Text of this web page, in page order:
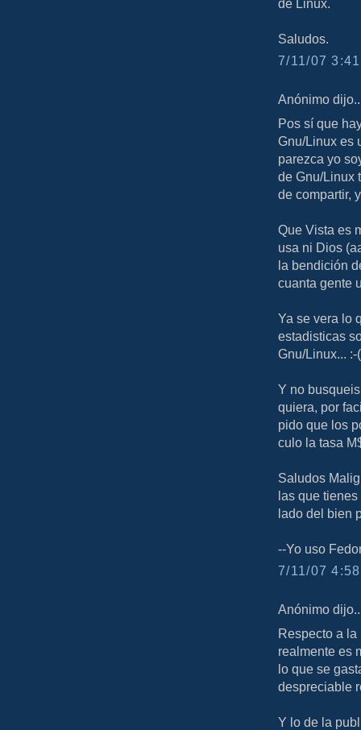
de Linux.
Saludos.
7/11/07
Anónimo
Pos sí que
Gnu/Linux es
parezca yo
de Gnu/Linux
de compartir,
Que Vista es
usa ni Dios
la bendición
cuanta gente
Ya se vera lo
estadisticas
Gnu/Linux...
Y no
quiera, por
pido que los
culo la tasa
Saludos
las que
lado del bien
--Yo uso
7/11/07
Anónimo
Respecto a
realmente es
lo que se
despreciable
Y lo de la